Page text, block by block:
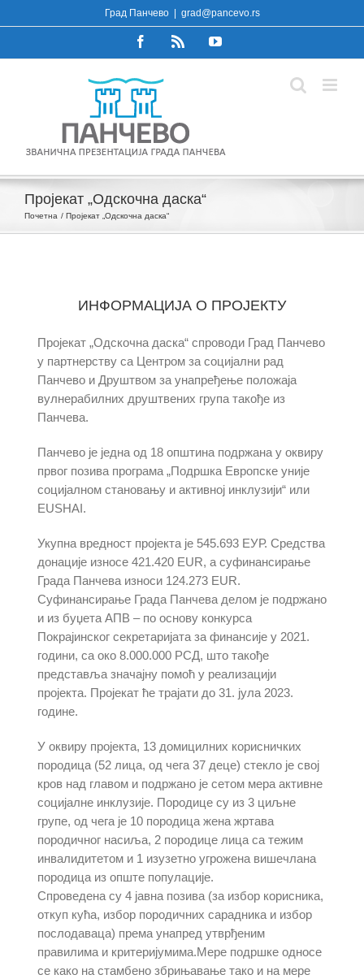
to
Град Панчево grad@pancevo.rs
FacebookRss YouTube
Пројекат „Одскочна даска“
Почетна Пројекат „Одскочна даска“
ИНФОРМАЦИЈА О ПРОЈЕКТУ
Пројекат „Одскочна даска“ спроводи Град Панчево
у партнерству са Центром за социјални рад
Панчево и Друштвом за унапређење положаја
вулнерабилних друштвених група такође из
Панчева.
Панчево је једна од 18 општина подржана у оквиру
првог позива програма „Подршка Европске уније
социјалном становању и активној инклузији“ или
EUSHAI.
Укупна вредност пројекта је 545.693 ЕУР. Средства
донације износе 421.420 EUR, а суфинансирање
Града Панчева износи 124.273 EUR.
Суфинансирање Града Панчева делом је подржано
и из буџета АПВ – по основу конкурса
Покрајинског секретаријата за финансије у 2021.
години, са око 8.000.000 РСД, што такође
представља значајну помоћ у реализацији
пројекта. Пројекат ће трајати до 31. јула 2023.
године.
У оквиру пројекта, 13 домицилних корисничких
породица (52 лица, од чега 37 деце) стекло је свој
кров над главом и подржано је сетом мера активне
социјалне инклузије. Породице су из 3 циљне
групе, од чега је 10 породица жена жртава
породичног насиља, 2 породице лица са тежим
инвалидитетом и 1 изузетно угрожена вишечлана
породица из опште популације.
Спроведена су 4 јавна позива (за избор корисника,
откуп кућа, избор породичних сарадника и избор
послодаваца) према унапред утврђеним
правилима и критеријумима.Мере подршке односе
се како на стамбено збрињавање тако и на мере